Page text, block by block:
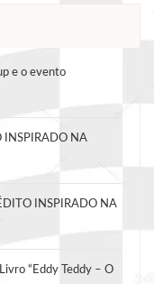
e o evento
INSPIRADO NA
INSPIRADO NA
“Eddy Teddy – O